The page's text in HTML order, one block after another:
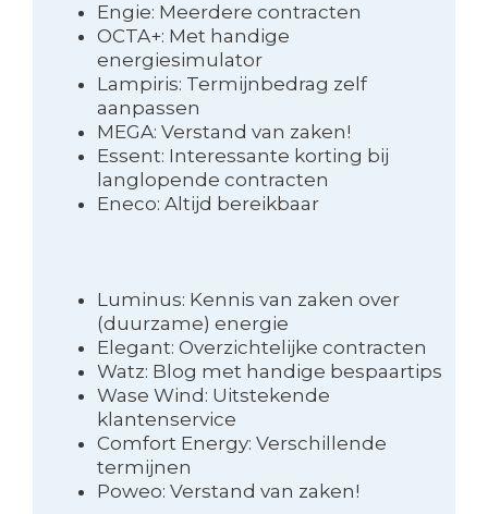
Engie: Meerdere contracten
OCTA+: Met handige
energiesimulator
Lampiris: Termijnbedrag zelf
aanpassen
MEGA: Verstand van zaken!
Essent: Interessante korting bij
langlopende contracten
Eneco: Altijd bereikbaar
Luminus: Kennis van zaken over
(duurzame) energie
Elegant: Overzichtelijke contracten
Watz: Blog met handige bespaartips
Wase Wind: Uitstekende
klantenservice
Comfort Energy: Verschillende
termijnen
Poweo: Verstand van zaken!